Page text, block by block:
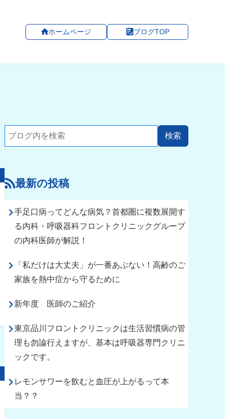
ホームページ ブログTOP
最新の投稿
手足口病ってどんな病気？首都圏に複数展開す
る内科・呼吸器科フロントクリニックグループ
の内科医師が解説！
「私だけは大丈夫」が一番あぶない！高齢のご
家族を熱中症から守るために
新年度 医師のご紹介
東京品川フロントクリニックは生活習慣病の管
理も勿論行えますが、基本は呼吸器専門クリニ
ックです。
レモンサワーを飲むと血圧が上がるって本
当？？